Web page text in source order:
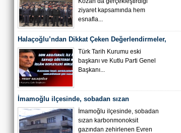
ziyaret kapsamında hem
esnafla...
Halaçoğlu’ndan Dikkat Çeken Değerlendirmeler,
“Tarih Tekerrür Mü Ediyor? ”Türk Tarih Kurumu eski
başkanı ve Kutlu Parti Genel
Başkanı...
İmamoğlu ilçesinde, sobadan sızan
karbonmonoksit gazından zehirlenen Evren Etgü ve
oğlu Abdullah Etgü, hastanede yoğun bakıma
İmamoğlu ilçesinde, sobadan
sızan karbonmonoksit
gazından zehirlenen Evren